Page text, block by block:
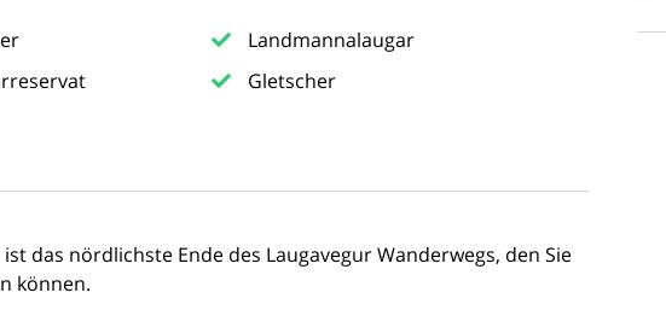
Landmannalaugar
Gletscher
das nördlichste Ende des Laugavegur Wanderwegs, den Sie
können.